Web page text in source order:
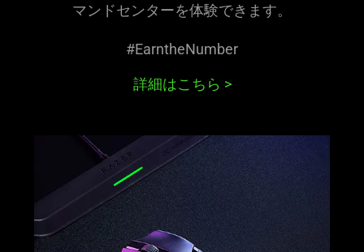
マンドセンターを体験でき ます。
#EarntheNumber
詳細はこちら >
learn
more
-
razer
cobra
hyperspeed